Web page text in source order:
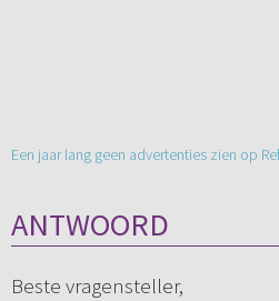
Een jaar lang geen advertenties zien op
ANTWOORD
Beste vragensteller,